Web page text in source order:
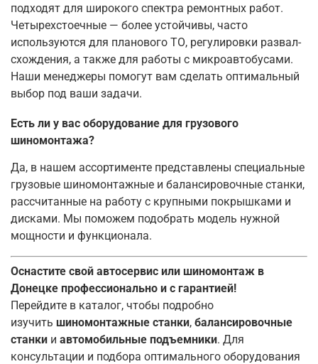
подходят для широкого спектра ремонтных работ.
Четырехстоечные — более устойчивы, часто
используются для планового ТО, регулировки развал-
схождения, а также для работы с микроавтобусами.
Наши менеджеры помогут вам сделать оптимальный
выбор под ваши задачи.
Есть ли у вас оборудование для грузового
шиномонтажа?
Да, в нашем ассортименте представлены специальные
грузовые шиномонтажные и балансировочные станки,
рассчитанные на работу с крупными покрышками и
дисками. Мы поможем подобрать модель нужной
мощности и функционала.
Оснастите свой автосервис или шиномонтаж в
Донецке профессионально и с гарантией!
Перейдите в каталог, чтобы подробно
изучить шиномонтажные станки, балансировочные
станки и автомобильные подъемники. Для
консультации и подбора оптимального оборудования